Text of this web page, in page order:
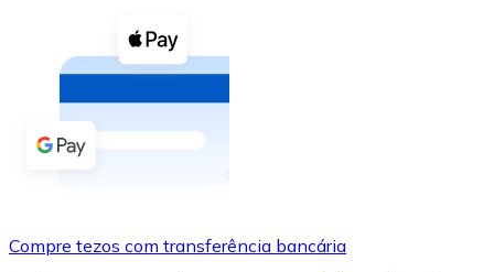
Cupons cripto
Compre criptomoedas com dinheiro e outros
Comprar com dinheiro
Transferência SEPA
Compre tezos com transferência bancária